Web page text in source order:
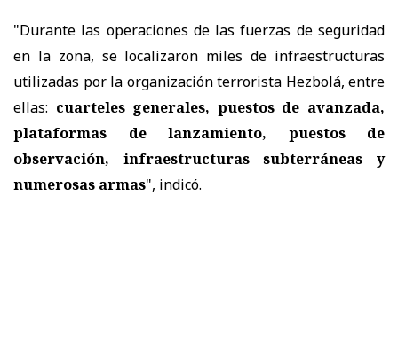
"Durante las operaciones de las fuerzas de seguridad
en la zona, se localizaron miles de infraestructuras
utilizadas por la organización terrorista Hezbolá, entre
ellas: cuarteles generales, puestos de avanzada,
plataformas de lanzamiento, puestos de
observación, infraestructuras subterráneas y
numerosas armas", indicó.